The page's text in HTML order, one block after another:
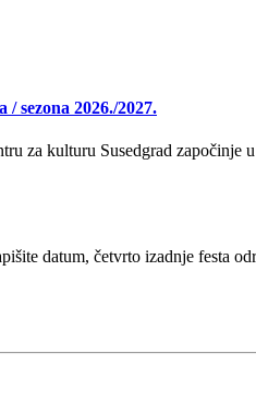
sezona 2026./2027.
za kulturu Susedgrad
datum, četvrto izadnje festa